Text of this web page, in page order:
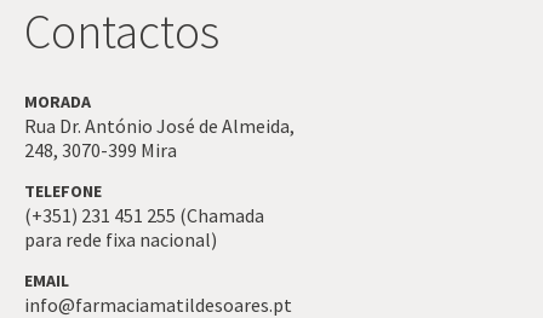
Contactos
MORADA
Rua Dr. António José de Almeida,
248, 3070-399 Mira
TELEFONE
(+351) 231 451 255 (Chamada
para rede fixa nacional)
EMAIL
info@farmaciamatildesoares.pt